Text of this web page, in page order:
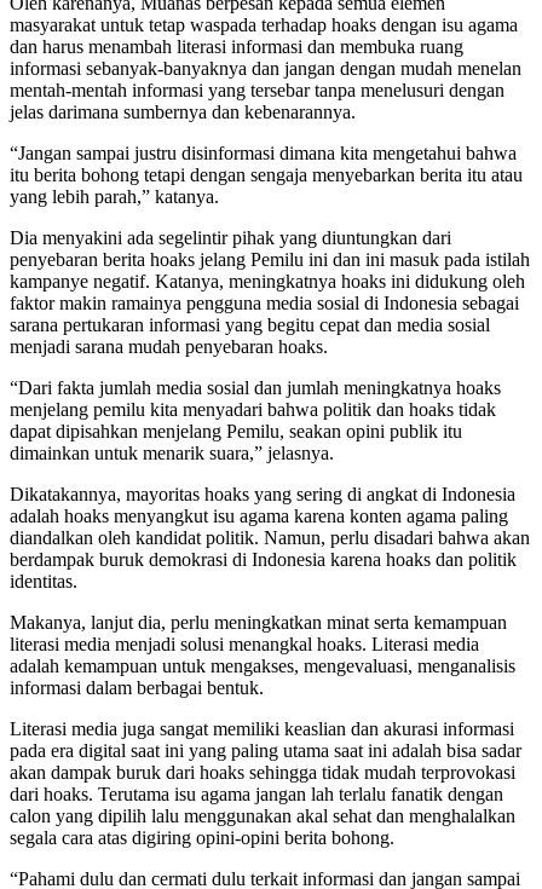
masyarakat untuk tetap waspada terhadap hoaks dengan isu agama
dan harus menambah literasi informasi dan membuka ruang
informasi sebanyak-banyaknya dan jangan dengan mudah menelan
mentah-mentah informasi yang tersebar tanpa menelusuri dengan
jelas darimana sumbernya dan kebenarannya.
“Jangan sampai justru disinformasi dimana kita mengetahui bahwa
itu berita bohong tetapi dengan sengaja menyebarkan berita itu atau
yang lebih parah,” katanya.
Dia menyakini ada segelintir pihak yang diuntungkan dari
penyebaran berita hoaks jelang Pemilu ini dan ini masuk pada istilah
kampanye negatif. Katanya, meningkatnya hoaks ini didukung oleh
faktor makin ramainya pengguna media sosial di Indonesia sebagai
sarana pertukaran informasi yang begitu cepat dan media sosial
menjadi sarana mudah penyebaran hoaks.
“Dari fakta jumlah media sosial dan jumlah meningkatnya hoaks
menjelang pemilu kita menyadari bahwa politik dan hoaks tidak
dapat dipisahkan menjelang Pemilu, seakan opini publik itu
dimainkan untuk menarik suara,” jelasnya.
Dikatakannya, mayoritas hoaks yang sering di angkat di Indonesia
adalah hoaks menyangkut isu agama karena konten agama paling
diandalkan oleh kandidat politik. Namun, perlu disadari bahwa akan
berdampak buruk demokrasi di Indonesia karena hoaks dan politik
identitas.
Makanya, lanjut dia, perlu meningkatkan minat serta kemampuan
literasi media menjadi solusi menangkal hoaks. Literasi media
adalah kemampuan untuk mengakses, mengevaluasi, menganalisis
informasi dalam berbagai bentuk.
Literasi media juga sangat memiliki keaslian dan akurasi informasi
pada era digital saat ini yang paling utama saat ini adalah bisa sadar
akan dampak buruk dari hoaks sehingga tidak mudah terprovokasi
dari hoaks. Terutama isu agama jangan lah terlalu fanatik dengan
calon yang dipilih lalu menggunakan akal sehat dan menghalalkan
segala cara atas digiring opini-opini berita bohong.
“Pahami dulu dan cermati dulu terkait informasi dan jangan sampai